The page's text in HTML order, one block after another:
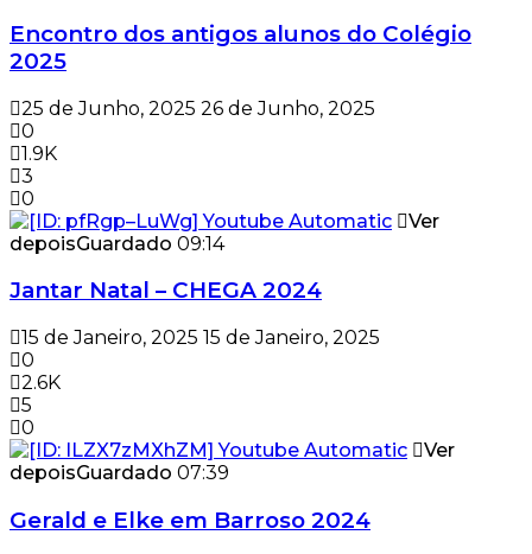
Encontro dos antigos alunos do Colégio
2025
25 de Junho, 2025 26 de Junho, 2025
0
1.9K
3
0
Ver
depoisGuardado 09:14
Jantar Natal – CHEGA 2024
15 de Janeiro, 2025 15 de Janeiro, 2025
0
2.6K
5
0
Ver
depoisGuardado 07:39
Gerald e Elke em Barroso 2024